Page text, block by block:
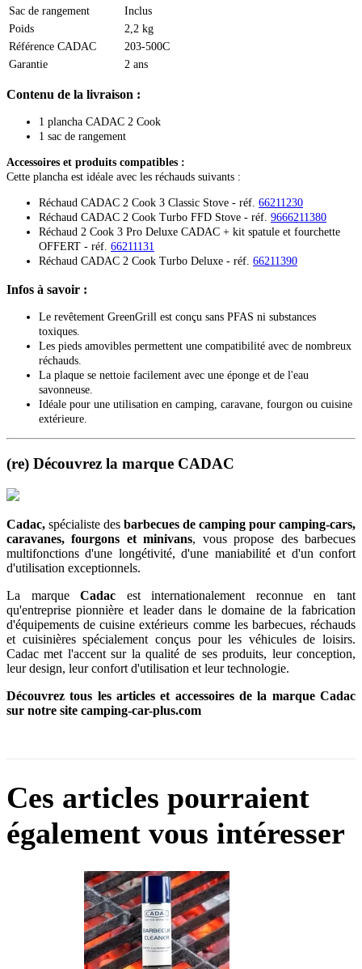
Sac de rangement
Inclus
Poids
2,2 kg
Référence CADAC
203-500C
Garantie
2 ans
Contenu de la livraison :
1 plancha CADAC 2 Cook
1 sac de rangement
Accessoires et produits compatibles :
Cette plancha est idéale avec les réchauds suivants :
Réchaud CADAC 2 Cook 3 Classic Stove - réf. 66211230
Réchaud CADAC 2 Cook Turbo FFD Stove - réf. 9666211380
Réchaud 2 Cook 3 Pro Deluxe CADAC + kit spatule et fourchette
OFFERT - réf. 66211131
Réchaud CADAC 2 Cook Turbo Deluxe - réf. 66211390
Infos à savoir :
Le revêtement GreenGrill est conçu sans PFAS ni substances
toxiques.
Les pieds amovibles permettent une compatibilité avec de nombreux
réchauds.
La plaque se nettoie facilement avec une éponge et de l'eau
savonneuse.
Idéale pour une utilisation en camping, caravane, fourgon ou cuisine
extérieure.
(re) Découvrez la marque CADAC
Cadac, spécialiste des barbecues de camping pour camping-cars,
caravanes, fourgons et minivans, vous propose des barbecues
multifonctions d'une longétivité, d'une maniabilité et d'un confort
d'utilisation exceptionnels.
La marqueCadac est internationalement reconnue en tant
qu'entreprise pionnière et leader dans le domaine de la fabrication
d'équipements de cuisine extérieurs comme les barbecues, réchauds
et cuisinières spécialement conçus pour les véhicules de loisirs.
Cadac met l'accent sur la qualité de ses produits, leur conception,
leur design, leur confort d'utilisation et leur technologie.
Découvrez tous les articles et accessoires de la marque Cadac
sur notre site camping-car-plus.com
Ces articles pourraient
également vous intéresser